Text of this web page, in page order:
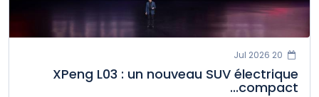
20 Jul 2026
XPeng L03 : un nouveau SUV électrique
compact...